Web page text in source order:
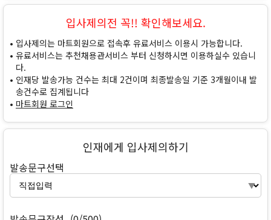
입사제의전 꼭!! 확인해보세요.
입사제의는 마트회원으로 접속후 유료서비스 이용시 가능합니다.
유료서비스는 추천채용관서비스 부터 신청하시면 이용하실수 있습니
다.
인재당 발송가능 건수는 최대 2건이며 최종발송일 기준 3개월이내 발
송건수로 집계됩니다
마트회원 로그인
인재에게 입사제의하기
발송문구선택